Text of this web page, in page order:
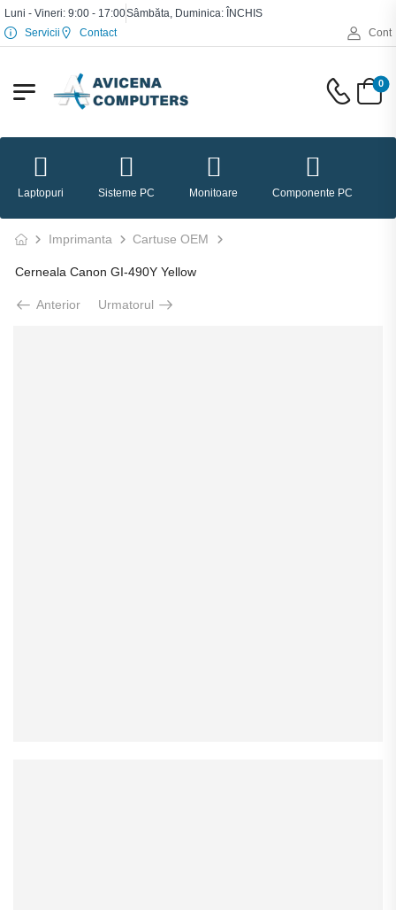
Luni - Vineri: 9:00 - 17:00Sâmbăta, Duminica: ÎNCHIS
Servicii
Contact Cont
0
Laptopuri Sisteme PC Monitoare Componente PC
Imprimanta Cartuse OEM
Cerneala Canon GI-490Y Yellow
Anterior Urmatorul